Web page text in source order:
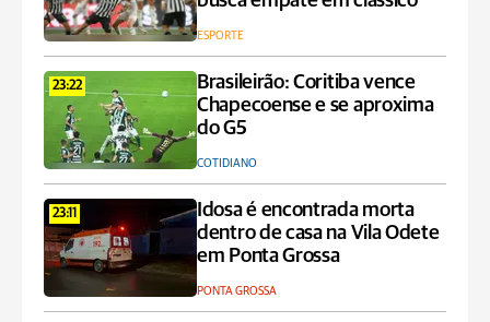
ESPORTE
23:22
Brasileirão: Coritiba vence
Chapecoense e se aproxima
do G5
COTIDIANO
23:11
Idosa é encontrada morta
dentro de casa na Vila Odete
em Ponta Grossa
PONTA GROSSA